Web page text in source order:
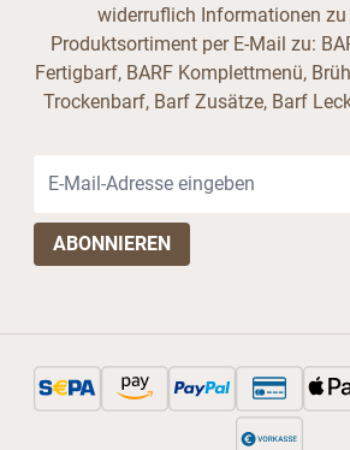
widerruflich Informationen
Produktsortiment per E-Mail zu:
Fertigbarf, BARF Komplettmenü,
Trockenbarf, Barf Zusätze, Barf